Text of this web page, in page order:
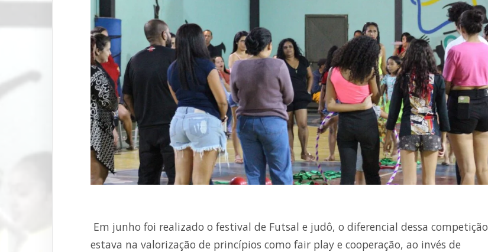
Em junho foi realizado o festival de Futsal e judô, o diferencial dessa competição
estava na valorização de princípios como fair play e cooperação, ao invés de